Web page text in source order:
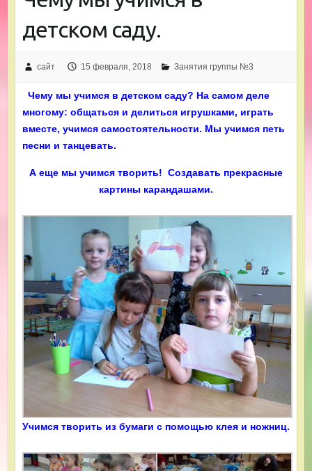
детском саду.
сайт 15 февраля, 2018 Занятия группы №3
Чему мы учимся в детском саду? На самом деле
многому: общаться и делиться игрушками, играть
вместе, учимся самостоятельности. Мы учимся петь
песни и танцевать.
А еще мы учимся творить! Создавать прекрасные
картины карандашами.
Учимся творить из бумаги с помощью клея и ножниц.